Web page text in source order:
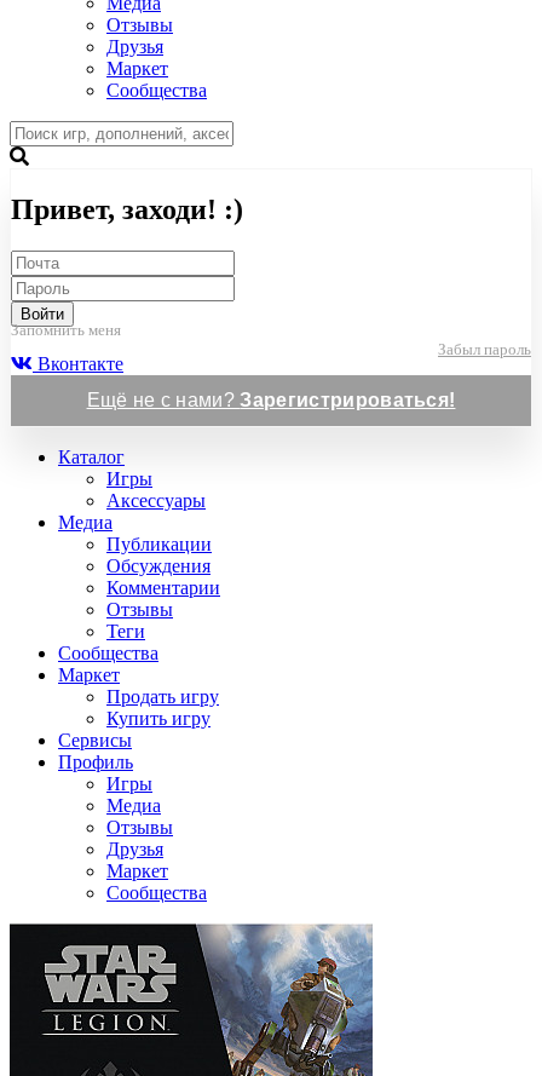
Отзывы
Друзья
Маркет
Сообщества
Привет, заходи! :)
Войти
Запомнить меня
Забыл пароль
Вконтакте
Ещё не с нами?Зарегистрироваться!
Каталог
Игры
Аксессуары
Медиа
Публикации
Обсуждения
Комментарии
Отзывы
Теги
Сообщества
Маркет
Продать игру
Купить игру
Сервисы
Профиль
Игры
Медиа
Отзывы
Друзья
Маркет
Сообщества